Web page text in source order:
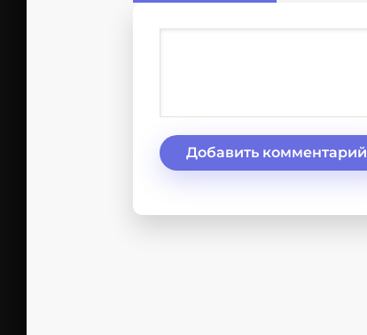
Добавить комментарий